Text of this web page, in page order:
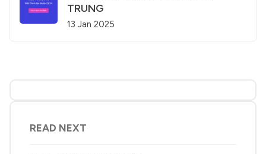
TRUNG
13 Jan 2025
READ NEXT